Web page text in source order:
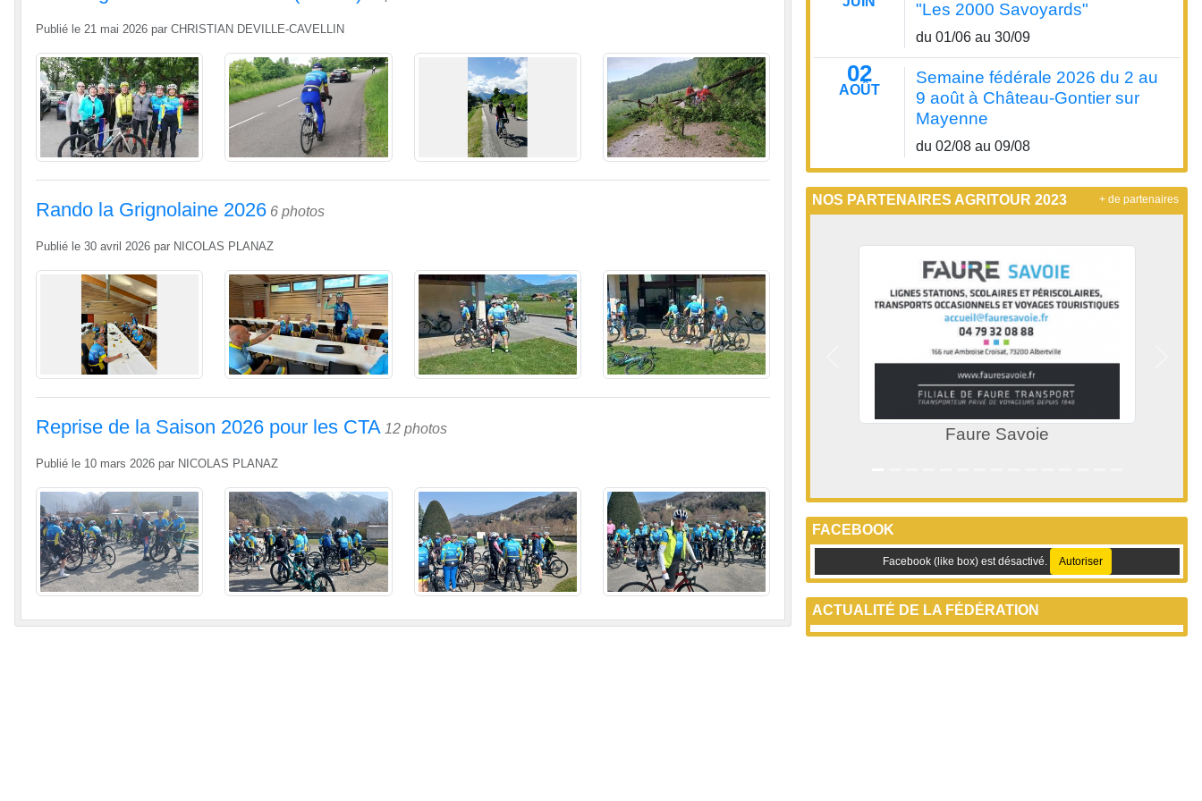
Publié le 21 mai 2026 par CHRISTIAN DEVILLE-CAVELLIN
Rando la Grignolaine 2026 6 photos
Publié le 30 avril 2026 par NICOLAS PLANAZ
Reprise de la Saison 2026 pour les CTA 12 photos
Publié le 10 mars 2026 par NICOLAS PLANAZ
"Les 2000 Savoyards"
du 01/06 au 30/09
02
AOÛT
Semaine fédérale 2026 du 2 au
9 août à Château-Gontier sur
Mayenne
du 02/08 au 09/08
NOS PARTENAIRES AGRITOUR 2023
Faure Savoie
Précedent
+ de partenaires
FACEBOOK
Facebook (like box) est désactivé. Autoriser
ACTUALITÉ DE LA FÉDÉRATION